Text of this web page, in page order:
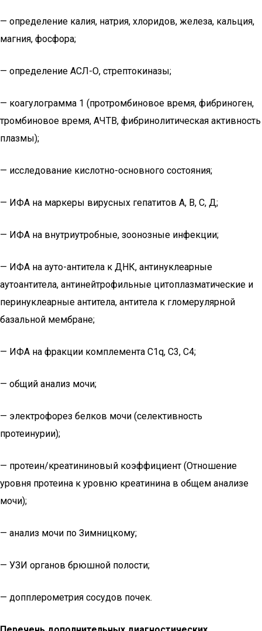
— определение калия, натрия, хлоридов, железа, кальция,
магния, фосфора;
— определение АСЛ-О, стрептокиназы;
— коагулограмма 1 (протромбиновое время, фибриноген,
тромбиновое время, АЧТВ, фибринолитическая активность
плазмы);
— исследование кислотно-основного состояния;
— ИФА на маркеры вирусных гепатитов А, В, С, Д;
— ИФА на внутриутробные, зоонозные инфекции;
— ИФА на ауто-антитела к ДНК, антинуклеарные
аутоантитела, антинейтрофильные цитоплазматические и
перинуклеарные антитела, антитела к гломерулярной
базальной мембране;
— ИФА на фракции комплемента С1q, С3, С4;
— общий анализ мочи;
— электрофорез белков мочи (селективность
протеинурии);
— протеин/креатининовый коэффициент (Отношение
уровня протеина к уровню креатинина в общем анализе
мочи);
— анализ мочи по Зимницкому;
— УЗИ органов брюшной полости;
— допплерометрия сосудов почек.